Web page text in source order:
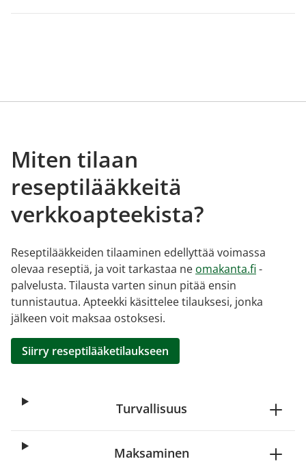
Miten tilaan
reseptilääkkeitä
verkkoapteekista?
Reseptilääkkeiden tilaaminen edellyttää voimassa
olevaa reseptiä, ja voit tarkastaa ne omakanta.fi -
palvelusta. Tilausta varten sinun pitää ensin
tunnistautua. Apteekki käsittelee tilauksesi, jonka
jälkeen voit maksaa ostoksesi.
Siirry reseptilääketilaukseen
Turvallisuus
Maksaminen